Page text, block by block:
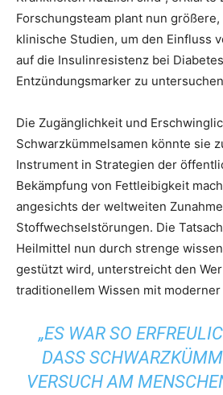
Forschungsteam plant nun
klinische Studien, um den Einfluss
auf die Insulinresistenz bei
Entzündungsmarker zu
Die Zugänglichkeit und
Schwarzkümmelsamen könnte sie
Instrument in Strategien der
Bekämpfung von Fettleibigkeit
angesichts der weltweiten
Stoffwechselstörungen. Die
Heilmittel nun durch strenge
gestützt wird, unterstreicht den
traditionellem Wissen mit moderner
„ES WAR SO
DASS
VERSUCH AM